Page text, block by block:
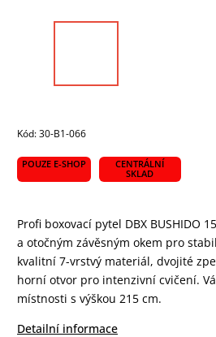
Kód:30-B1-066
POUZE E-SHOP
CENTRÁLNÍ
SKLAD
Profi boxovací pytel DBX BUSHIDO
a otočným závěsným okem pro
kvalitní 7-vrstvý materiál, dvojité
horní otvor pro intenzivní cvičení.
místnosti s výškou 215 cm.
Detailní informace